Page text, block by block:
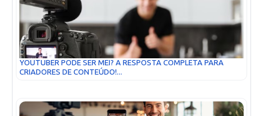
YOUTUBER PODE SER MEI? A RESPOSTA COMPLETA PARA
CRIADORES DE CONTEÚDO!...